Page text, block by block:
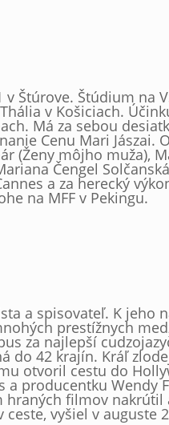
Štúrove. Štúdium na
v Košiciach.
Má za sebou
Cenu Mari
(Ženy môjho muža),
Čengel
a za herecký
na MFF v Pekingu.
a spisovateľ. K
prestížnych
za najlepší
do 42 krajín. Kráľ
otvoril cestu do
a producentku Wendy
hraných filmov
ceste, vyšiel v